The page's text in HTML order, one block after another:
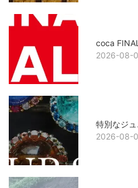
coca
2026-08-
特別なジ
2026-08-